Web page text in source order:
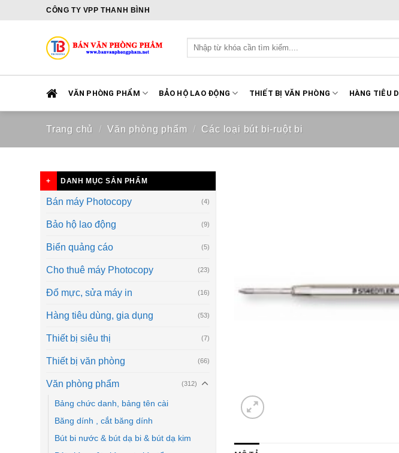
CÔNG TY VPP THANH BÌNH
Tìm
kiếm:
VĂN PHÒNG PHẨM BẢO HỘ LAO ĐỘNG THIẾT BỊ VĂN PHÒNG HÀNG TIÊU
Trang chủ / Văn phòng phẩm / Các loại bút bi-ruột bi
DANH MỤC SẢN PHẨM
Bán máy Photocopy (4)
Bảo hộ lao động (9)
Biển quảng cáo (5)
Cho thuê máy Photocopy (23)
Đổ mực, sửa máy in (16)
Hàng tiêu dùng, gia dụng (53)
Thiết bị siêu thị (7)
Thiết bị văn phòng (66)
Văn phòng phẩm (312)
Bảng chức danh, bảng tên cài
Băng dính , cắt băng dính
Bút bi nước & bút dạ bi & bút dạ kim